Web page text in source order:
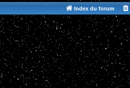
Index du forum